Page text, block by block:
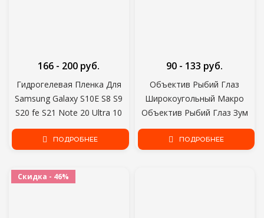
Гидрогелевая Пленка Для
Samsung Galaxy S10E S8 S9
S20 fe S21 Note 20 Ultra 10
Plus Защитная Пленка Для
Экрана A50 A51 A70 A71 A52
166 - 200 руб.
ПОДРОБНЕЕ
Объектив Рыбий Глаз
Широкоугольный Макро
Объектив Рыбий Глаз Зум
для iphone 7 8 plus XS MAX X
Mobile Phone Camera Lens Kit
90 - 133 руб.
ПОДРОБНЕЕ
Скидка - 46%